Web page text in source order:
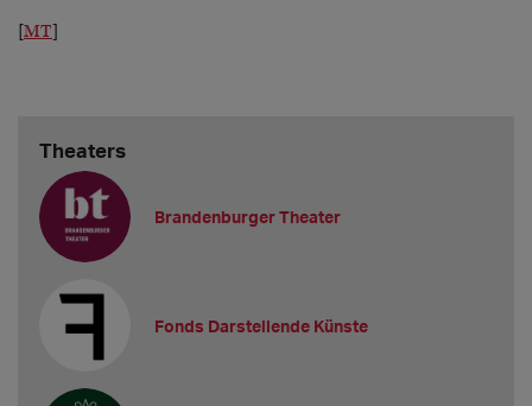
[MT]
Theaters
Brandenburger Theater
Fonds Darstellende Künste